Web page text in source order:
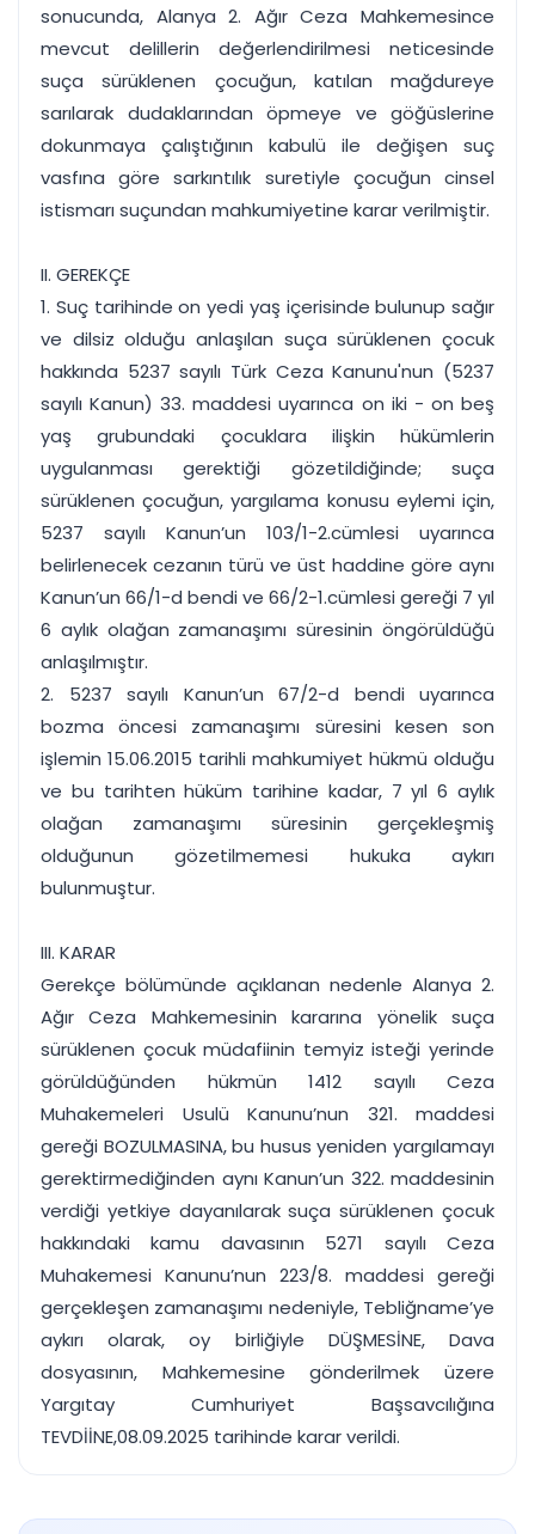
sonucunda, Alanya 2. Ağır Ceza Mahkemesince
mevcut delillerin değerlendirilmesi neticesinde
suça sürüklenen çocuğun, katılan mağdureye
sarılarak dudaklarından öpmeye ve göğüslerine
dokunmaya çalıştığının kabulü ile değişen suç
vasfına göre sarkıntılık suretiyle çocuğun cinsel
istismarı suçundan mahkumiyetine karar verilmiştir.
II. GEREKÇE
1. Suç tarihinde on yedi yaş içerisinde bulunup sağır
ve dilsiz olduğu anlaşılan suça sürüklenen çocuk
hakkında 5237 sayılı Türk Ceza Kanunu'nun (5237
sayılı Kanun) 33. maddesi uyarınca on iki - on beş
yaş grubundaki çocuklara ilişkin hükümlerin
uygulanması gerektiği gözetildiğinde; suça
sürüklenen çocuğun, yargılama konusu eylemi için,
5237 sayılı Kanun’un 103/1-2.cümlesi uyarınca
belirlenecek cezanın türü ve üst haddine göre aynı
Kanun’un 66/1-d bendi ve 66/2-1.cümlesi gereği 7 yıl
6 aylık olağan zamanaşımı süresinin öngörüldüğü
anlaşılmıştır.
2. 5237 sayılı Kanun’un 67/2-d bendi uyarınca
bozma öncesi zamanaşımı süresini kesen son
işlemin 15.06.2015 tarihli mahkumiyet hükmü olduğu
ve bu tarihten hüküm tarihine kadar, 7 yıl 6 aylık
olağan zamanaşımı süresinin gerçekleşmiş
olduğunun gözetilmemesi hukuka aykırı
bulunmuştur.
III. KARAR
Gerekçe bölümünde açıklanan nedenle Alanya 2.
Ağır Ceza Mahkemesinin kararına yönelik suça
sürüklenen çocuk müdafiinin temyiz isteği yerinde
görüldüğünden hükmün 1412 sayılı Ceza
Muhakemeleri Usulü Kanunu’nun 321. maddesi
gereği BOZULMASINA, bu husus yeniden yargılamayı
gerektirmediğinden aynı Kanun’un 322. maddesinin
verdiği yetkiye dayanılarak suça sürüklenen çocuk
hakkındaki kamu davasının 5271 sayılı Ceza
Muhakemesi Kanunu’nun 223/8. maddesi gereği
gerçekleşen zamanaşımı nedeniyle, Tebliğname’ye
aykırı olarak, oy birliğiyle DÜŞMESİNE, Dava
dosyasının, Mahkemesine gönderilmek üzere
Yargıtay Cumhuriyet Başsavcılığına
TEVDİİNE,08.09.2025 tarihinde karar verildi.